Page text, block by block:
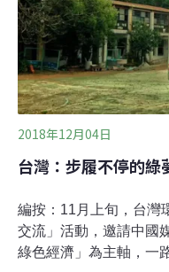
東縣恆春鎮，本為排灣
排灣族、平埔族、閩南
2005年起，在墾丁國
民自原居住地遷出，劃
園，以高位珊瑚礁生態
2018年12月04日
台灣：步履不停的綠
編按：11月上旬，台灣
交流」活動，邀請中國
綠色經濟」為主軸，一